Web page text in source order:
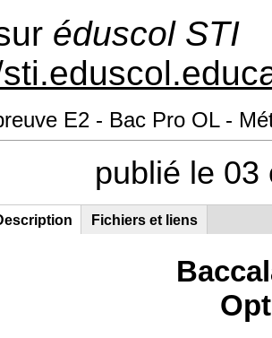
éduscol STI
E2 - Bac Pro OL -
publié le
principal
(onglet
actif)
Fichiers et liens